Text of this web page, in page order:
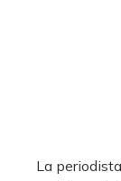
La